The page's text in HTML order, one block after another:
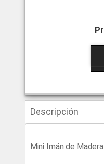
Descripción
Mini Imán de Madera